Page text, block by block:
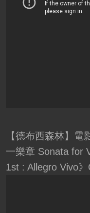
【德布西森林】
一樂章 Sonata for
1st : Allegro Vivo